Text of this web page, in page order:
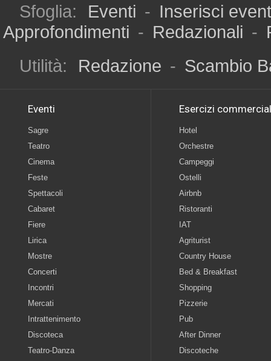
Sfoglia: Eventi - Inserisci
Approfondimenti - Redazionali -
Utilità:
Redazione - Scambio
Eventi
Sagre
Teatro
Cinema
Feste
Spettacoli
Cabaret
Fiere
Lirica
Mostre
Concerti
Incontri
Mercati
Intrattenimento
Discoteca
Teatro-Danza
Esercizi
Hotel
Orchestre
Campeggi
Ostelli
Airbnb
Ristoranti
IAT
Agriturist
Country House
Bed & Breakfast
Shopping
Pizzerie
Pub
After Dinner
Discoteche